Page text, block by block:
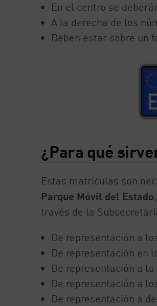
En el centro se
A la derecha de los
Deben estar sobre un
¿Para qué
Estas matrículas son
Parque Móvil del Estado
través de la
De representación a
De representación en
De representación a
De representación a
De representación a